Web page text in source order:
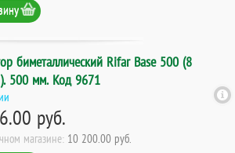
биметаллический Rifar Base 500 (8
500 мм. Код 9671
руб.
магазине: 10 200.00 руб.